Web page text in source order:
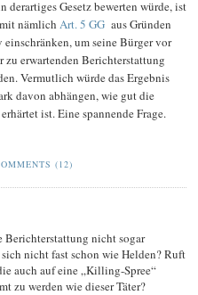
derartiges Gesetz bewerten würde, ist
nämlich Art. 5 GG aus Gründen
um seine Bürger vor
zu erwartenden Berichterstattung
Vermutlich würde das Ergebnis
davon abhängen, wie gut die
ist. Eine spannende Frage.
(12)
Berichterstattung nicht sogar
nicht fast schon wie Helden? Ruft
auch auf eine „Killing-Spree“
zu werden wie dieser Täter?